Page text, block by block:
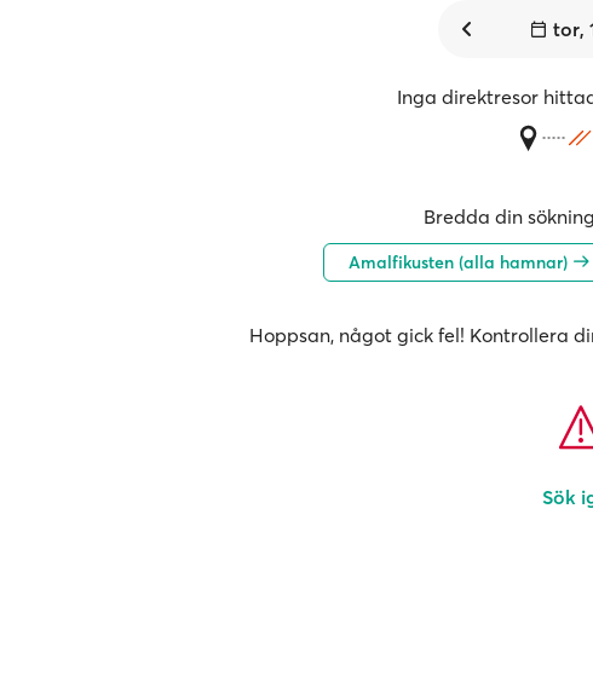
tor,
Inga direktresor
Bredda din
Amalfikusten (alla hamnar)
Hoppsan, något gick fel! Kontrollera
Sök